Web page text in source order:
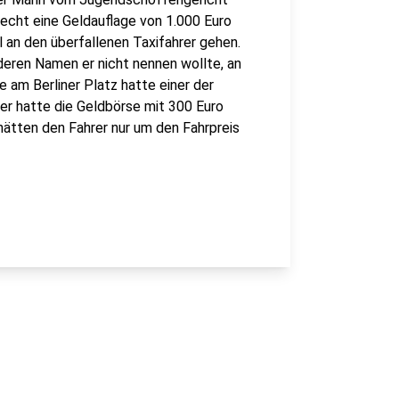
eine Geldauflage von 1.000 Euro
den überfallenen Taxifahrer gehen.
Namen er nicht nennen wollte, an
am Berliner Platz hatte einer der
hatte die Geldbörse mit 300 Euro
den Fahrer nur um den Fahrpreis